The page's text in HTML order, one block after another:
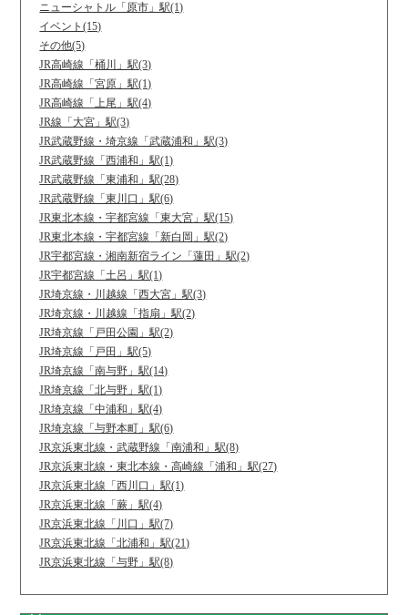
ニューシャトル「原市」駅(1)
イベント(15)
その他(5)
JR高崎線「桶川」駅(3)
JR高崎線「宮原」駅(1)
JR高崎線「上尾」駅(4)
JR線「大宮」駅(3)
JR武蔵野線・埼京線「武蔵浦和」駅(3)
JR武蔵野線「西浦和」駅(1)
JR武蔵野線「東浦和」駅(28)
JR武蔵野線「東川口」駅(6)
JR東北本線・宇都宮線「東大宮」駅(15)
JR東北本線・宇都宮線「新白岡」駅(2)
JR宇都宮線・湘南新宿ライン「蓮田」駅(2)
JR宇都宮線「土呂」駅(1)
JR埼京線・川越線「西大宮」駅(3)
JR埼京線・川越線「指扇」駅(2)
JR埼京線「戸田公園」駅(2)
JR埼京線「戸田」駅(5)
JR埼京線「南与野」駅(14)
JR埼京線「北与野」駅(1)
JR埼京線「中浦和」駅(4)
JR埼京線「与野本町」駅(6)
JR京浜東北線・武蔵野線「南浦和」駅(8)
JR京浜東北線・東北本線・高崎線「浦和」駅(27)
JR京浜東北線「西川口」駅(1)
JR京浜東北線「蕨」駅(4)
JR京浜東北線「川口」駅(7)
JR京浜東北線「北浦和」駅(21)
JR京浜東北線「与野」駅(8)